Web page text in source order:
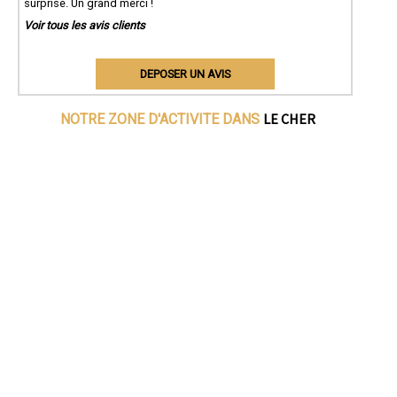
surprise. Un grand merci !
Voir tous les avis clients
DEPOSER UN AVIS
NOTRE ZONE D'ACTIVITE DANS LE CHER